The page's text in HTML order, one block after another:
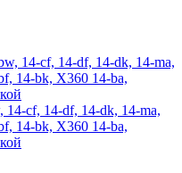
14-cf, 14-df, 14-dk, 14-ma,
14-bk, X360 14-ba,